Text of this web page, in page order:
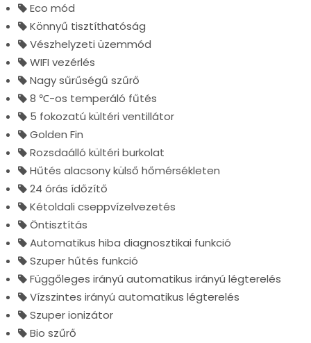
Eco mód
Könnyű tisztíthatóság
Vészhelyzeti üzemmód
WIFI vezérlés
Nagy sűrűségű szűrő
8 ℃-os temperáló fűtés
5 fokozatú kültéri ventillátor
Golden Fin
Rozsdaálló kültéri burkolat
Hűtés alacsony külső hőmérsékleten
24 órás ídőzítő
Kétoldali cseppvízelvezetés
Öntisztítás
Automatikus hiba diagnosztikai funkció
Szuper hűtés funkció
Függőleges irányú automatikus irányú légterelés
Vízszintes irányú automatikus légterelés
Szuper ionizátor
Bio szűrő